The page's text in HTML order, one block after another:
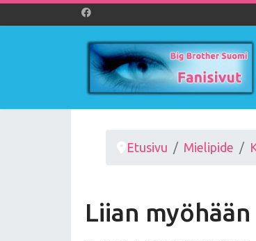
Etusivu Mielipide
Liian myöhään